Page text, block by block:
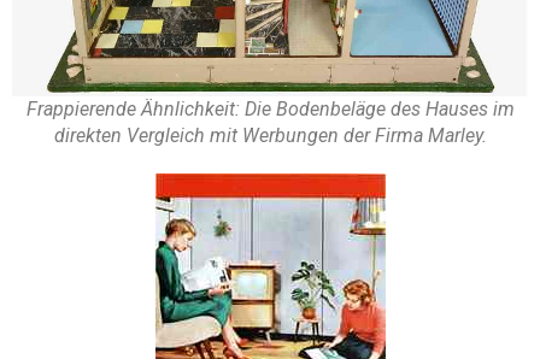
Frappierende Ähnlichkeit: Die Bodenbeläge des Hauses im
direkten Vergleich mit Werbungen der Firma Marley.